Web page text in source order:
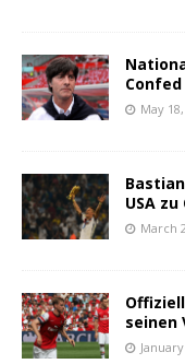
May
USA
March
seinen